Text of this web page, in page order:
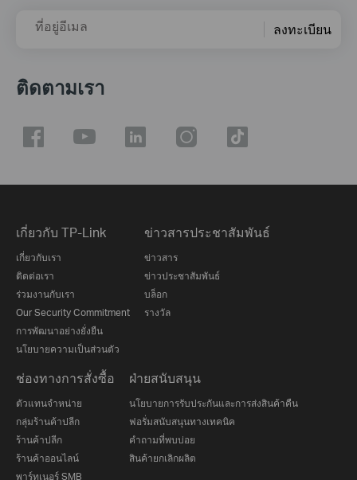
ที่อยู่อีเมล ลงทะเบียน
ติดตามเรา
เกี่ยวกับ TP-Link
เกี่ยวกับเรา
ติดต่อเรา
ร่วมงานกับเรา
Our Security Commitment
การพัฒนาอย่างยั่งยืน
นโยบายความเป็นส่วนตัว
ข่าวสารประชาสัมพันธ์
ข่าวสาร
ข่าวประชาสัมพันธ์
บล็อก
รางวัล
ช่องทางการสั่งซื้อ
ตัวแทนจำหน่าย
กลุ่มร้านค้าปลีก
ร้านค้าปลีก
ร้านค้าออนไลน์
พาร์ทเนอร์ SMB
ฝ่ายสนับสนุน
นโยบายการรับประกันและการส่งสินค้าคืน
ฟอรั่มสนับสนุนทางเทคนิค
คำถามที่พบบ่อย
สินค้ายกเลิกผลิต